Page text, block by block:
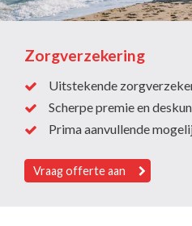
Zorgverzekering
Uitstekende
Scherpe premie en
Prima aanvullende
Vraag offerte aan